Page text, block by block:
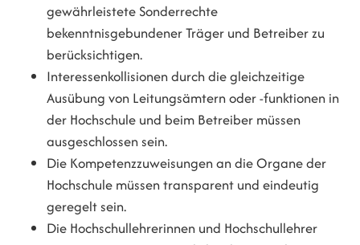
gewährleistete Sonderrechte
bekenntnisgebundener Träger und Betreiber zu
berücksichtigen.
Interessenkollisionen durch die gleichzeitige
Ausübung von Leitungsämtern oder -funktionen in
der Hochschule und beim Betreiber müssen
ausgeschlossen sein.
Die Kompetenzzuweisungen an die Organe der
Hochschule müssen transparent und eindeutig
geregelt sein.
Die Hochschullehrerinnen und Hochschullehrer